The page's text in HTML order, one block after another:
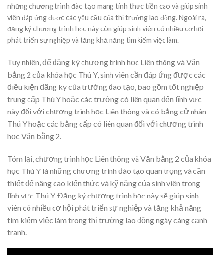
những chương trình đào tạo mang tính thực tiễn cao và giúp sinh
viên đáp ứng được các yêu cầu của thị trường lao động. Ngoài ra,
đăng ký chương trình học này còn giúp sinh viên có nhiều cơ hội
phát triển sự nghiệp và tăng khả năng tìm kiếm việc làm.
Tuy nhiên, để đăng ký chương trình học Liên thông và Văn
bằng 2 của khóa học Thú Y, sinh viên cần đáp ứng được các
điều kiện đăng ký của trường đào tạo, bao gồm tốt nghiệp
trung cấp Thú Y hoặc các trường có liên quan đến lĩnh vực
này đối với chương trình học Liên thông và có bằng cử nhân
Thú Y hoặc các bằng cấp có liên quan đối với chương trình
học Văn bằng 2.
Tóm lại, chương trình học Liên thông và Văn bằng 2 của khóa
học Thú Y là những chương trình đào tạo quan trọng và cần
thiết để nâng cao kiến thức và kỹ năng của sinh viên trong
lĩnh vực Thú Y. Đăng ký chương trình học này sẽ giúp sinh
viên có nhiều cơ hội phát triển sự nghiệp và tăng khả năng
tìm kiếm việc làm trong thị trường lao động ngày càng cạnh
tranh.